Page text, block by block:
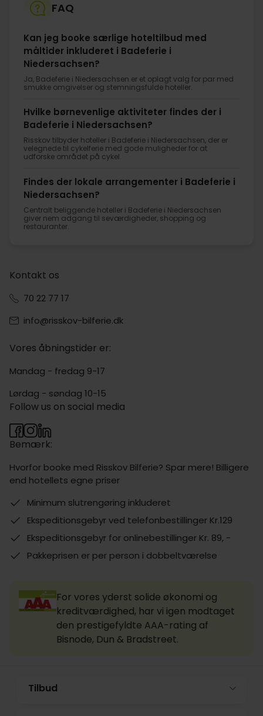
FAQ
Kan jeg booke særlige hoteltilbud med
måltider inkluderet i Badeferie i
Niedersachsen?
Ja, Badeferie i Niedersachsen er et oplagt valg for par med
smukke omgivelser og stemningsfulde hoteller.
Hvilke børnevenlige aktiviteter findes der i
Badeferie i Niedersachsen?
Risskov tilbyder hoteller i Badeferie i Niedersachsen, der er
velegnede til cykelferie med gode muligheder for at
udforske området på cykel.
Findes der lokale arrangementer i Badeferie i
Niedersachsen?
Centralt beliggende hoteller i Badeferie i Niedersachsen
giver nem adgang til seværdigheder, shopping og
restauranter.
Kontakt os
70 22 77 17
info@risskov-bilferie.dk
Vores åbningstider er:
Mandag - fredag 9-17
Lørdag - søndag 10-15
Bemærk:
Hvorfor booke med Risskov Bilferie? Spar mere! Billigere
end hotellets egne priser
Minimum slutrengøring inkluderet
Ekspeditionsgebyr ved telefonbestillinger Kr.129
Ekspeditionsgebyr for onlinebestillinger Kr. 89, -
Pakkeprisen er per person i dobbeltværelse
Follow us on social media
For vores yderst solide økonomi og
kreditværdighed, har vi igen modtaget
den prestigefyldte AAA-rating af
Bisnode, Dun & Bradstreet.
Tilbud